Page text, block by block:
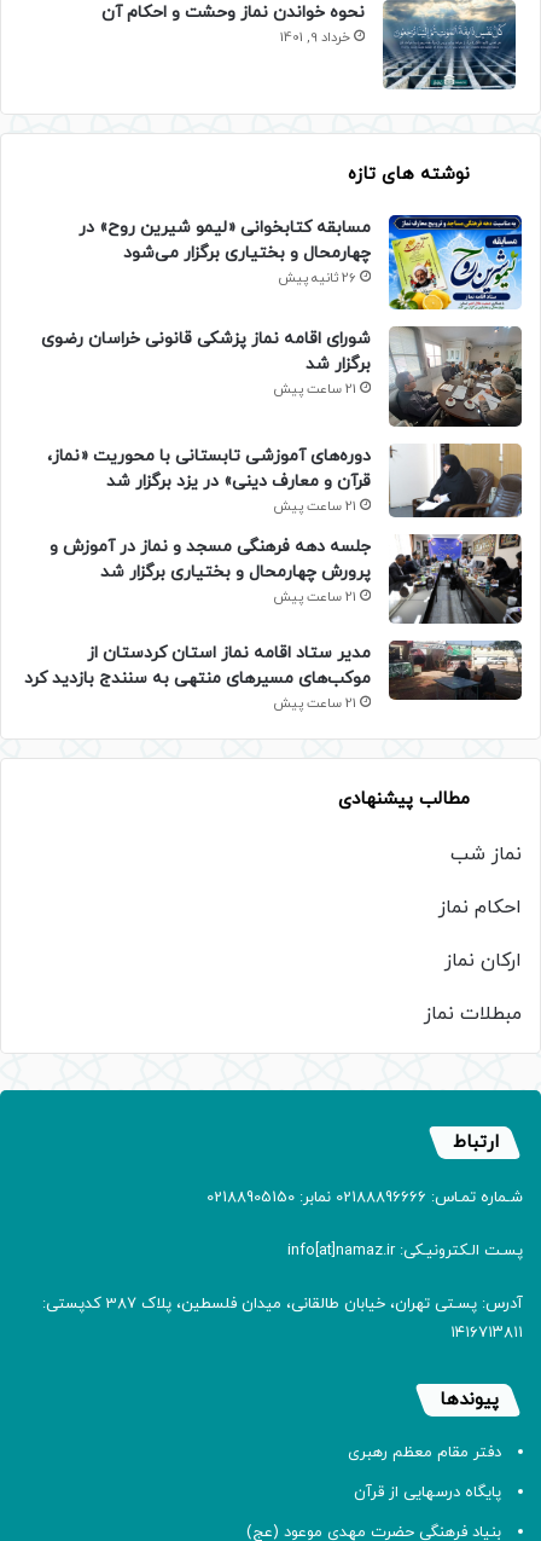
نحوه خواندن نماز وحشت و احکام آن
خرداد 9, 1401
نوشته های تازه
مسابقه کتابخوانی «لیمو شیرین روح» در
چهارمحال و بختیاری برگزار می‌شود
26 ثانیه پیش
شورای اقامه نماز پزشکی قانونی خراسان رضوی
برگزار شد
21 ساعت پیش
دوره‌های آموزشی تابستانی با محوریت «نماز،
قرآن و معارف دینی» در یزد برگزار شد
21 ساعت پیش
جلسه دهه فرهنگی مسجد و نماز در آموزش و
پرورش چهارمحال و بختیاری برگزار شد
21 ساعت پیش
مدیر ستاد اقامه نماز استان کردستان از
موکب‌های مسیرهای منتهی به سنندج بازدید کرد
21 ساعت پیش
مطالب پیشنهادی
نماز شب
احکام نماز
ارکان نماز
مبطلات نماز
ارتباط
شـماره تمـاس: 02188896666 نمابر: 02188905150
پسـت الـکترونیـکی: info[at]namaz.ir
آدرس: پسـتی تهران، خیابان طالقانی، میدان فلسطین، پلاک 387 کدپستی:
۱۴۱۶۷۱۳۸۱۱
پیوندها
دفتر مقام معظم رهبری
پایگاه درسهایی از قرآن
بنیاد فرهنگی حضرت مهدی موعود (عج)